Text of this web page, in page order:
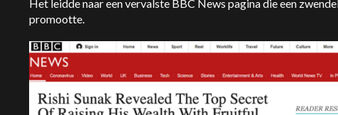
Het leidde naar een vervalste BBC News pagina die een
promootte.